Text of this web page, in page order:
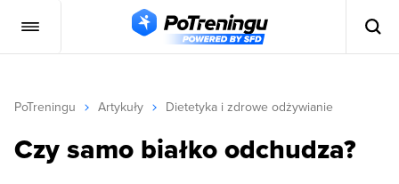
PoTreningu Artykuły Dietetyka i zdrowe odżywianie
Czy samo białko odchudza?